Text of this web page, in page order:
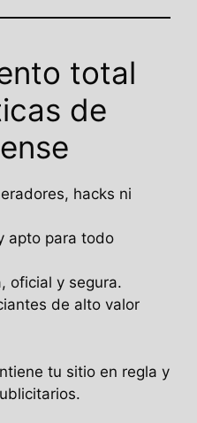
total
de
hacks ni
apto para todo
oficial y segura.
de alto valor
tu sitio en regla y